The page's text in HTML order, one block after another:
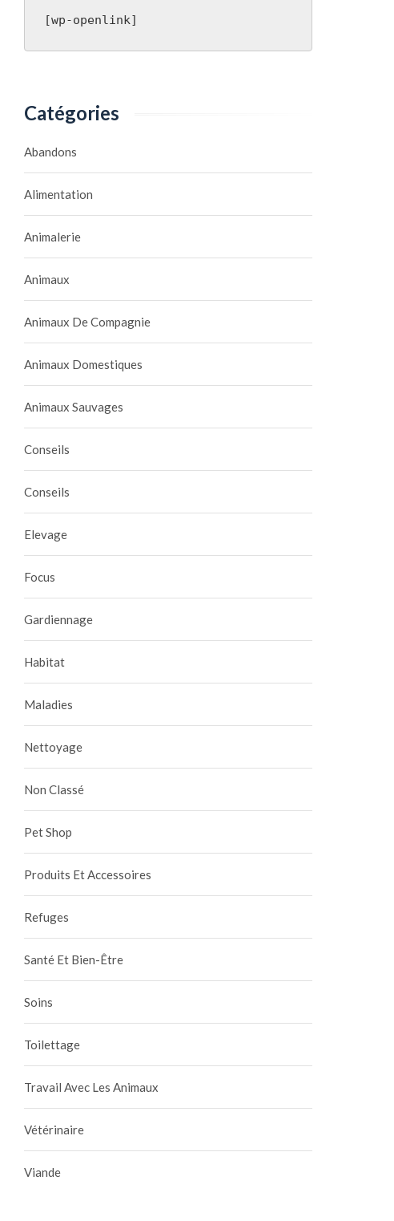
Les chiens de garde
30 novembre 2020 | 0
chat transmissibles à
[wp-openlink]
Catégories
Abandons
Alimentation
Animalerie
Animaux
Animaux De Compagnie
Animaux Domestiques
Animaux Sauvages
Conseils
Conseils
Elevage
Focus
Gardiennage
Habitat
Maladies
Nettoyage
Non Classé
Pet Shop
Produits Et Accessoires
Refuges
Santé Et Bien-Être
Soins
Toilettage
Travail Avec Les Animaux
Vétérinaire
Viande